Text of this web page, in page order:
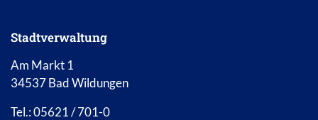
Stadtverwaltung
Am Markt 1
34537 Bad Wildungen
Tel.: 05621 / 701-0